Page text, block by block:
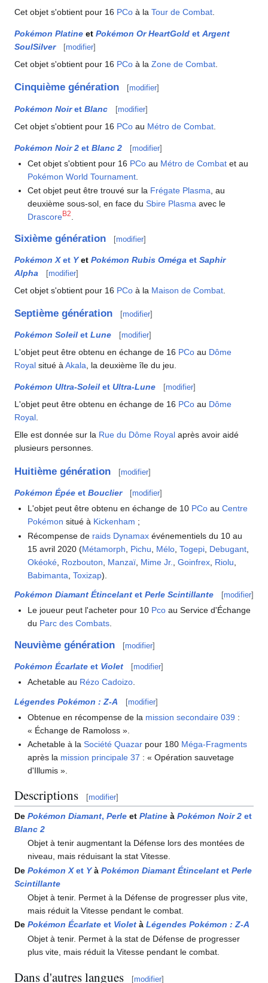
Cet objet s'obtient pour 16 PCo à la Tour de Combat
Pokémon Platine et Pokémon Or HeartGold et Argent
SoulSilver
[modifier]
Cet objet s'obtient pour 16 PCo à la Zone de Combat
Cinquième génération [modifier]
Pokémon Noiret Blanc [modifier]
Cet objet s'obtient pour 16 PCo au Métro de Combat
Pokémon Noir 2 et Blanc 2 [modifier]
Cet objet s'obtient pour 16 PCo au Métro de Combat et au
Pokémon World Tournament
Cet objet peut être trouvé sur la Frégate Plasma , au
deuxième sous-sol, en face duSbire Plasma avec le
DrascoreB2
Sixième génération [modifier]
Pokémon Xet Yet Pokémon Rubis Oméga et Saphir
Alpha
[modifier]
Cet objet s'obtient pour 16 PCo à la Maison de Combat
Septième génération [modifier]
Pokémon Soleil et Lune [modifier]
L'objet peut être obtenu en échange de 16 PCo au Dôme
Royal situé àAkala, la deuxième île du jeu.
Pokémon Ultra-Soleil et Ultra-Lune [modifier]
L'objet peut être obtenu en échange de 16 PCo au Dôme
Royal.
Elle est donnée sur la Rue du Dôme Royal après avoir aidé
plusieurs personnes.
Huitième génération [modifier]
Pokémon Épée et Bouclier [modifier]
L'objet peut être obtenu en échange de 10 PCo auCentre
Pokémon situé à Kickenham ;
Récompense de raids Dynamax événementiels du 10 au
15 avril 2020 (Métamorph Pichu Mélo ,Togepi Debugant
Okéoké Rozbouton Manzaï Mime Jr. ,Goinfrex Riolu
Babimanta ,Toxizap).
Pokémon Diamant Étincelant et Perle Scintillante [modifier]
Le joueur peut l'acheter pour 10 Pco au Service d'Échange
du Parc des Combats.
Neuvième génération [modifier]
Pokémon Écarlate et Violet [modifier]
Achetable au Rézo Cadoizo.
Légendes Pokémon : Z-A [modifier]
Obtenue en récompense de la mission secondaire 039 :
« Échange de Ramoloss »
Achetable à laSociété Quazar pour 180 Méga-Fragments
après la mission principale 37 : « Opération sauvetage
d'Illumis ».
Descriptions [modifier]
De Pokémon Diamant, Perle et Platine à Pokémon Noir 2 et
Blanc 2
Objet à tenir augmentant la Défense lors des montées de
niveau, mais réduisant la stat Vitesse.
De Pokémon Xet Yà Pokémon Diamant Étincelant et Perle
Scintillante
Objet à tenir. Permet à la Défense de progresser plus vite,
mais réduit la Vitesse pendant le combat.
De Pokémon Écarlate et Violet à Légendes Pokémon :Z-A
Objet à tenir. Permet à la stat de Défense de progresser
plus vite, mais réduit la Vitesse pendant le combat.
Dans d'autres langues [modifier]